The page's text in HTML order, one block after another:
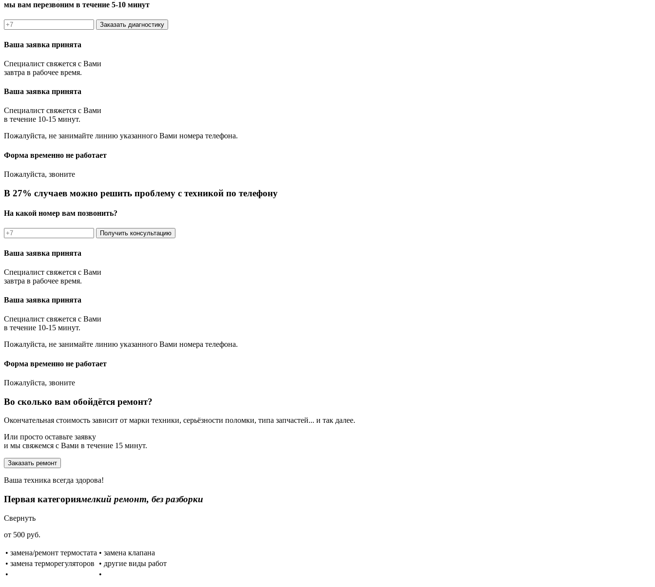
мы вам перезвоним в течение 5-10 минут
Заказать диагностику
Ваша заявка принята
Специалист свяжется с Вами
завтра в рабочее время.
Ваша заявка принята
Специалист свяжется с Вами
в течение 10-15 минут.
Пожалуйста, не занимайте линию указанного Вами номера телефона.
Форма временно не работает
Пожалуйста, звоните
В 27% случаев можно решить проблему с техникой по телефону
На какой номер вам позвонить?
Получить консультацию
Ваша заявка принята
Специалист свяжется с Вами
завтра в рабочее время.
Ваша заявка принята
Специалист свяжется с Вами
в течение 10-15 минут.
Пожалуйста, не занимайте линию указанного Вами номера телефона.
Форма временно не работает
Пожалуйста, звоните
Во сколько вам обойдётся ремонт?
Окончательная стоимость зависит от марки техники, серьёзности поломки, типа запчастей... и так далее.
Или просто оставьте заявку
и мы свяжемся с Вами в течение 15 минут.
Заказать ремонт
Ваша техника всегда здорова!
Первая категориямелкий ремонт, без разборки
Свернуть
от 500 руб.
• замена/ремонт термостата • замена клапана
• замена терморегуляторов
• другие виды работ
•
•